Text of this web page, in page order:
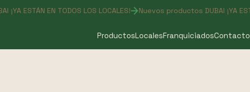
ProductosLocalesFranquiciadosContacto